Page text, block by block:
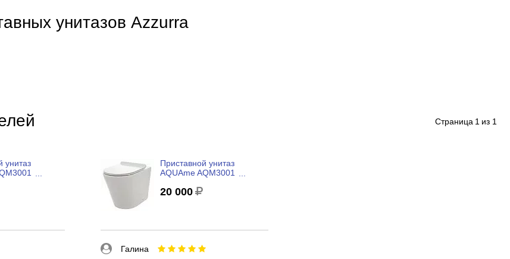
унитазов Azzurra
Страница 1 из 1
унитаз
Приставной унитаз
AQUAme AQM3001
микролифтом
20 000
Галина